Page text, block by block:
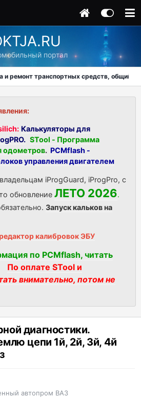
портал
и ремонт транспортных средств, общий
Калькуляторы для
STool - Программа
одометров. PCMflash -
управления двигателем
iProgGuard, iProgPro, с
обновление ЛЕТО 2026.
Запуск кальков на
калибровок ЭБУ
по PCMflash, читать
По оплате STool и
внимательно, потом не
диагностики.
цепи 1й, 2й, 3й, 4й
автопром ВАЗ